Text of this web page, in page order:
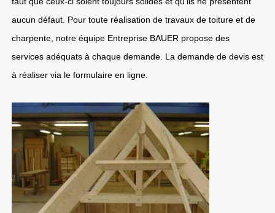
aucun défaut. Pour toute réalisation de travaux de toiture et de
charpente, notre équipe Entreprise BAUER propose des
services adéquats à chaque demande. La demande de devis est
à réaliser via le formulaire en ligne.